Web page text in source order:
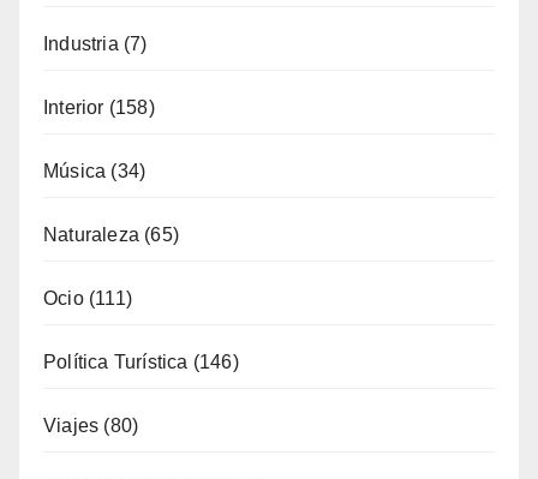
Fotoperiodismo
Gastronomía
General(791)
Industria(7)
Interior(158)
Música(34)
Naturaleza